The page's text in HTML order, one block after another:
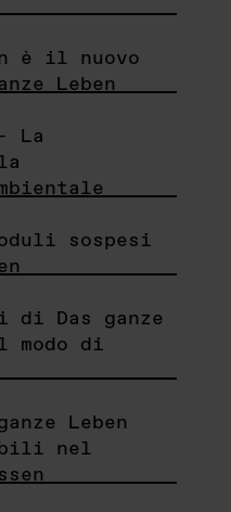
è il nuovo
Leben
La
sospesi
di Das ganze
modo di
Leben
nel